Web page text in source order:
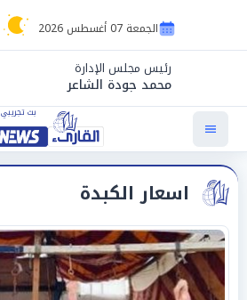
الجمعة 07 أغسطس 2026
رئيس مجلس الإدارة
محمد جودة الشاعر
اسعار الكبدة